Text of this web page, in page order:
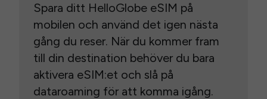
Spara ditt HelloGlobe eSIM på
mobilen och använd det igen nästa
gång du reser. När du kommer fram
till din destination behöver du bara
aktivera eSIM:et och slå på
dataroaming för att komma igång.